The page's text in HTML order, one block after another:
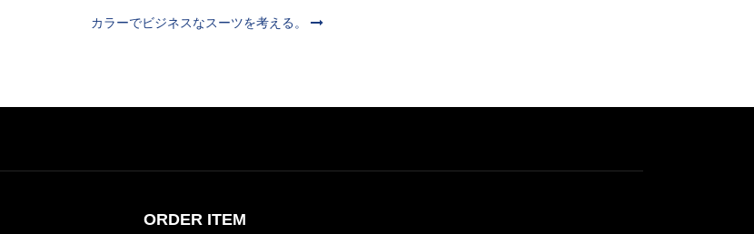
カラーでビジネスなスーツを考える。
ORDER ITEM